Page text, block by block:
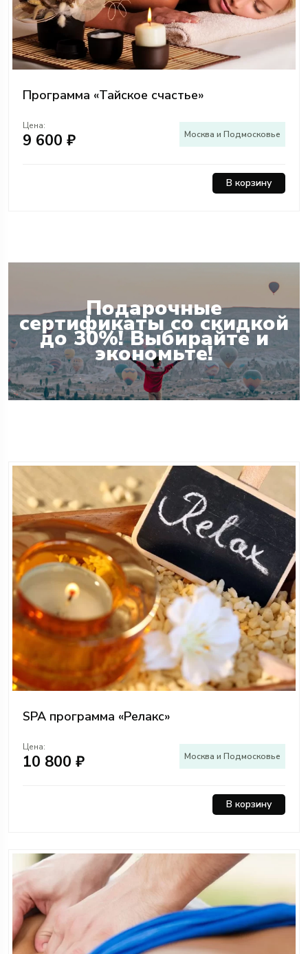
Программа «Тайское счастье»
Цена:
9 600 ₽ Москва и Подмосковье
В корзину
Подарочные
сертификаты со скидкой
до 30%! Выбирайте и
экономьте!
SPA программа «Релакс»
Цена:
10 800 ₽ Москва и Подмосковье
В корзину